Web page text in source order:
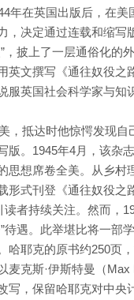
年在英国出版后，在
，决定通过连载和缩
披上了一层通俗化的外
英文撰写《通往奴役
服英国社会科学家与
，抵达时他惊愕发现
版。1945年4月，该杂
思想席卷全美。从乡村
形式刊登《通往奴役
读者持续关注。然而，
遇。此举堪比将一部
哈耶克的原书约250页
克斯·伊斯特曼（Max
，保留哈耶克对中央